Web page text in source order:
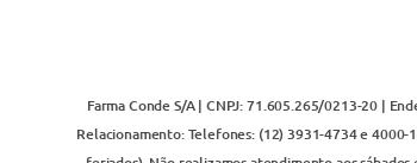
Farma Conde S/A | CNPJ: 71.605.265/0213-20 |
Relacionamento: Telefones: (12) 3931-4734 e 4000-